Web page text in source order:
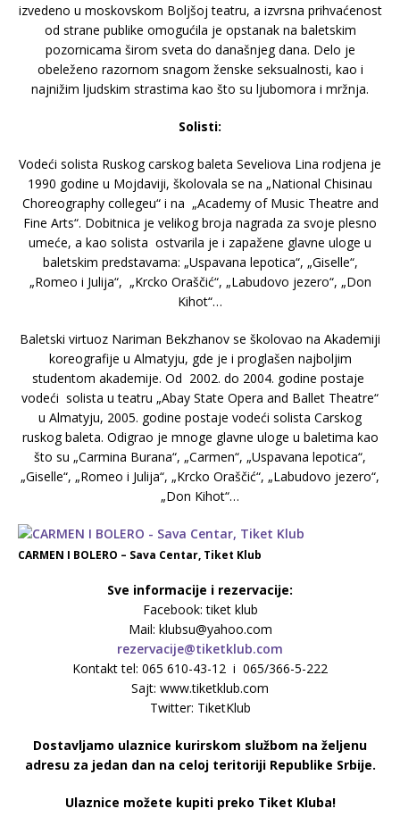
izvedeno u moskovskom Boljšoj teatru, a izvrsna prihvaćenost
od strane publike omogućila je opstanak na baletskim
pozornicama širom sveta do današnjeg dana. Delo je
obeleženo razornom snagom ženske seksualnosti, kao i
najnižim ljudskim strastima kao što su ljubomora i mržnja.
Solisti:
Vodeći solista Ruskog carskog baleta Seveliova Lina rodjena je
1990 godine u Mojdaviji, školovala se na „National Chisinau
Choreography collegeu“ i na „Academy of Music Theatre and
Fine Arts“. Dobitnica je velikog broja nagrada za svoje plesno
umeće, a kao solista ostvarila je i zapažene glavne uloge u
baletskim predstavama: „Uspavana lepotica“, „Giselle“,
„Romeo i Julija“, „Krcko Oraščić“, „Labudovo jezero“, „Don
Kihot“…
Baletski virtuoz Nariman Bekzhanov se školovao na Akademiji
koreografije u Almatyju, gde je i proglašen najboljim
studentom akademije. Od 2002. do 2004. godine postaje
vodeći solista u teatru „Abay State Opera and Ballet Theatre“
u Almatyju, 2005. godine postaje vodeći solista Carskog
ruskog baleta. Odigrao je mnoge glavne uloge u baletima kao
što su „Carmina Burana“, „Carmen“, „Uspavana lepotica“,
„Giselle“, „Romeo i Julija“, „Krcko Oraščić“, „Labudovo jezero“,
„Don Kihot“…
CARMEN I BOLERO – Sava Centar, Tiket Klub
Sve informacije i rezervacije:
Facebook: tiket klub
Mail: klubsu@yahoo.com
rezervacije@tiketklub.com
Kontakt tel: 065 610-43-12 i 065/366-5-222
Sajt: www.tiketklub.com
Twitter: TiketKlub
Dostavljamo ulaznice kurirskom službom na željenu
adresu za jedan dan na celoj teritoriji Republike Srbije.
Ulaznice možete kupiti preko Tiket Kluba!